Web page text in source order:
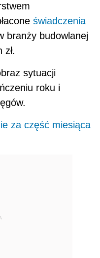
świadczenia
branży budowlanej
zł.
sytuacji
roku i
za część miesiąca